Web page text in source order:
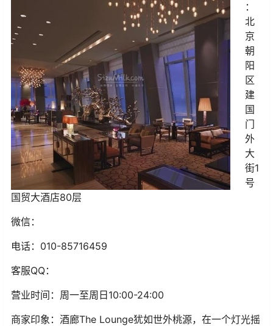
：
北
京
朝
阳
区
建
国
门
外
大
街1
号
国贸大酒店80层
微信：
电话： 010-85716459
客服QQ：
营业时间： 周一至周日10:00-24:00
商家印象： 酒廊The Lounge犹如世外桃源，在一个灯光摇